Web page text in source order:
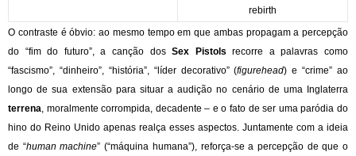
rebirth
O contraste é óbvio: ao mesmo tempo em que ambas propagam a percepção
do “fim do futuro”, a canção dosSex Pistols recorre a palavras como
“fascismo”, “dinheiro”, “história”, “líder decorativo” (figurehead) e “crime” ao
longo de sua extensão para situar a audição no cenário de uma Inglaterra
terrena, moralmente corrompida, decadente – e o fato de ser uma paródia do
hino do Reino Unido apenas realça esses aspectos. Juntamente com a ideia
de “human machine” (“máquina humana”), reforça-se a percepção de que o